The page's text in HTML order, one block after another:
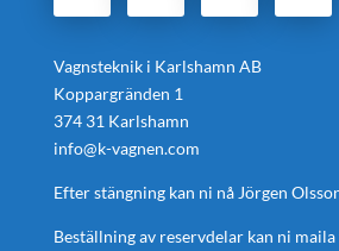
Vagnsteknik i Karlshamn AB
Koppargränden 1
374 31 Karlshamn
info@k-vagnen.com
Efter stängning kan ni nå Jörgen
Beställning av reservdelar kan ni